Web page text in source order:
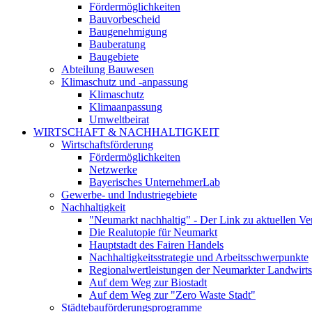
Fördermöglichkeiten
Bauvorbescheid
Baugenehmigung
Bauberatung
Baugebiete
Abteilung Bauwesen
Klimaschutz und -anpassung
Klimaschutz
Klimaanpassung
Umweltbeirat
WIRTSCHAFT & NACHHALTIGKEIT
Wirtschaftsförderung
Fördermöglichkeiten
Netzwerke
Bayerisches UnternehmerLab
Gewerbe- und Industriegebiete
Nachhaltigkeit
"Neumarkt nachhaltig" - Der Link zu aktuellen
Die Realutopie für Neumarkt
Hauptstadt des Fairen Handels
Nachhaltigkeitsstrategie und Arbeitsschwerpunkte
Regionalwertleistungen der Neumarkter
Auf dem Weg zur Biostadt
Auf dem Weg zur "Zero Waste Stadt"
Städtebauförderungsprogramme